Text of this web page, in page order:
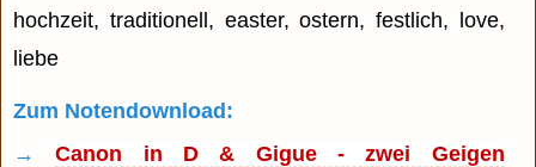
hochzeit, traditionell, easter, ostern, festlich, love,
liebe
Zum Notendownload:
→Canon in D & Gigue - zwei Geigen